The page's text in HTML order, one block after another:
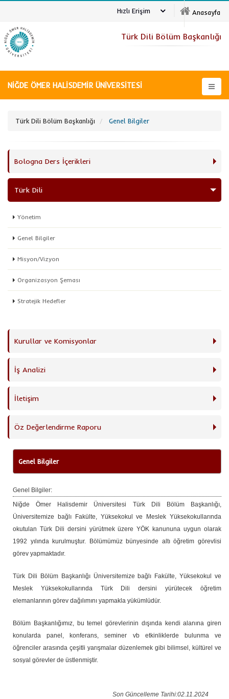
Anasayfa
Hızlı Erişim
NİĞDE ÖMER HALİSDEMİR ÜNİVERSİTESİ
Türk Dili Bölüm Başkanlığı
Türk Dili Bölüm Başkanlığı Genel Bilgiler
Bologna Ders İçerikleri
Türk Dili
Yönetim
Genel Bilgiler
Misyon/Vizyon
Organizasyon Şeması
Stratejik Hedefler
Kurullar ve Komisyonlar
İş Analizi
İletişim
Öz Değerlendirme Raporu
Genel Bilgiler
Genel Bilgiler:
Niğde Ömer Halisdemir Üniversitesi Türk Dili Bölüm Başkanlığı,
Üniversitemize bağlı Fakülte, Yüksekokul ve Meslek Yüksekokullarında
okutulan Türk Dili dersini yürütmek üzere YÖK kanununa uygun olarak
1992 yılında kurulmuştur. Bölümümüz bünyesinde altı öğretim görevlisi
görev yapmaktadır.
Türk Dili Bölüm Başkanlığı Üniversitemize bağlı Fakülte, Yüksekokul ve
Meslek Yüksekokullarında Türk Dili dersini yürütecek öğretim
elemanlarının görev dağılımını yapmakla yükümlüdür.
Bölüm Başkanlığımız, bu temel görevlerinin dışında kendi alanına giren
konularda panel, konferans, seminer vb etkinliklerde bulunma ve
öğrenciler arasında çeşitli yarışmalar düzenlemek gibi bilimsel, kültürel ve
sosyal görevler de üstlenmiştir.
Son Güncelleme Tarihi:02.11.2024